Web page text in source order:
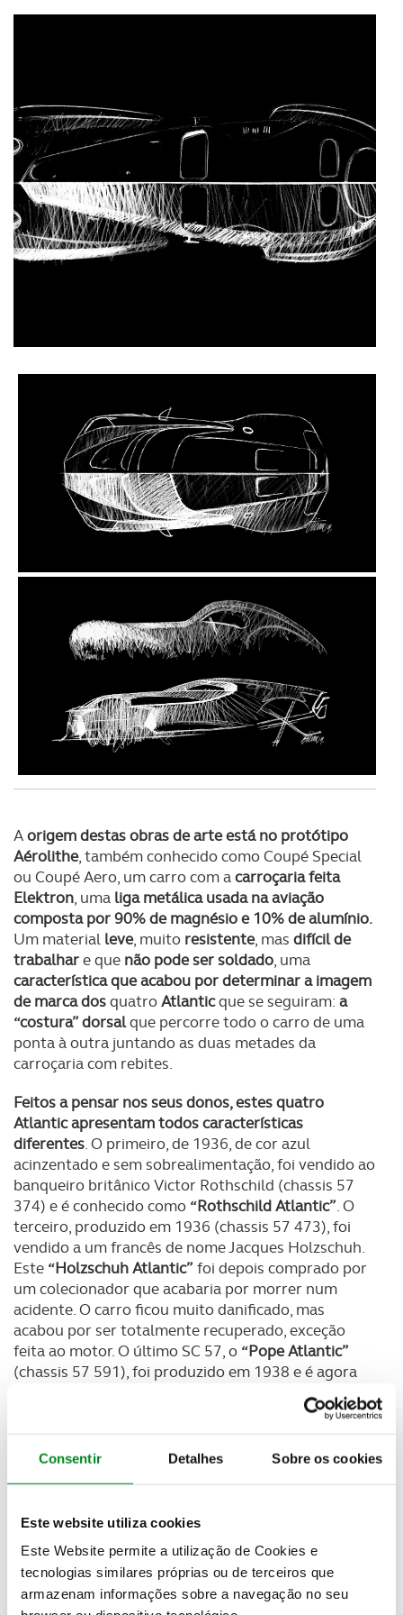
Consentir Detalhes Sobre os cookies
Este website utiliza cookies
Este Website permite a utilização de Cookies e
tecnologias similares próprias ou de terceiros que
armazenam informações sobre a navegação no seu
Aorigem destas obras de arte está no protótipo
Aérolithe, também conhecido como Coupé Special
ou Coupé Aero, um carro com acarroçaria feita
Elektron, uma liga metálica usada na aviação
composta por 90% de magnésio e 10% de alumínio.
Um material leve, muito resistente, mas difícil de
trabalhare que não pode ser soldado, uma
característica que acabou por determinar a imagem
de marca dosquatroAtlanticque se seguiram: a
“costura” dorsalque percorre todo o carro de uma
ponta à outra juntando as duas metades da
carroçaria com rebites.
Feitos a pensar nos seus donos, estes quatro
Atlantic apresentam todos características
diferentes. O primeiro, de 1936, de cor azul
acinzentado e sem sobrealimentação, foi vendido ao
banqueiro britânico Victor Rothschild (chassis 57
374) e é conhecido como “Rothschild Atlantic”. O
terceiro, produzido em 1936 (chassis 57 473), foi
vendido a um francês de nome Jacques Holzschuh.
Este “Holzschuh Atlantic” foi depois comprado por
um colecionador que acabaria por morrer num
acidente. O carro ficou muito danificado, mas
acabou por ser totalmente recuperado, exceção
feita ao motor. O último SC 57, o “Pope Atlantic”
(chassis 57 591), foi produzido em 1938 e é agora